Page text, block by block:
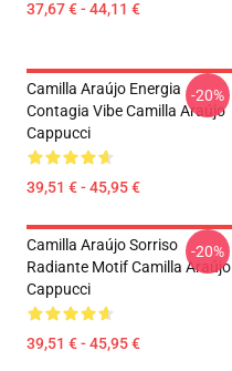
37,67 € - 44,11 €
Camilla Araújo Energia
Contagia Vibe Camilla Araújo
Cappucci
39,51 € - 45,95 €
-20%
Camilla Araújo Sorriso
Radiante Motif Camilla Araújo
Cappucci
39,51 € - 45,95 €
-20%